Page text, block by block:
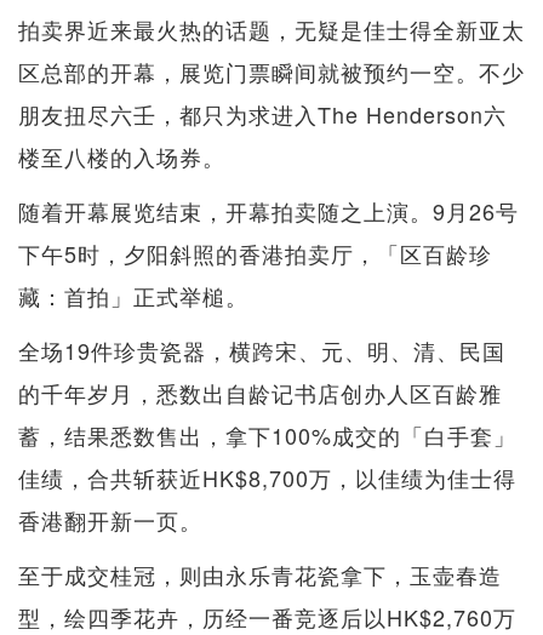
拍卖界近来最火热的话题，无疑是佳士得全新亚太
区总部的开幕，展览门票瞬间就被预约一空。不少
朋友扭尽六壬，都只为求进入The Henderson六
楼至八楼的入场券。
随着开幕展览结束，开幕拍卖随之上演。9月26号
下午5时，夕阳斜照的香港拍卖厅，「区百龄珍
藏：首拍」正式举槌。
全场19件珍贵瓷器，横跨宋、元、明、清、民国
的千年岁月，悉数出自龄记书店创办人区百龄雅
蓄，结果悉数售出，拿下100%成交的「白手套」
佳绩，合共斩获近HK$8,700万，以佳绩为佳士得
香港翻开新一页。
至于成交桂冠，则由永乐青花瓷拿下，玉壶春造
型，绘四季花卉，历经一番竞逐后以HK$2,760万